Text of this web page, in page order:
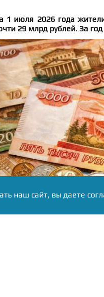
1 июля 2026 года
29 млрд рублей. За
наш сайт, вы даете